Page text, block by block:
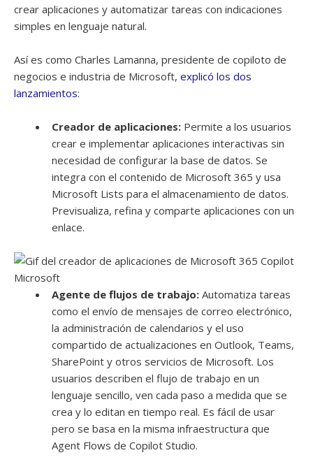
crear aplicaciones y automatizar tareas con indicaciones
simples en lenguaje natural.
Así es como Charles Lamanna, presidente de copiloto de
negocios e industria de Microsoft, explicó los dos
lanzamientos:
Creador de aplicaciones: Permite a los usuarios
crear e implementar aplicaciones interactivas sin
necesidad de configurar la base de datos. Se
integra con el contenido de Microsoft 365 y usa
Microsoft Lists para el almacenamiento de datos.
Previsualiza, refina y comparte aplicaciones con un
enlace.
Microsoft
Agente de flujos de trabajo: Automatiza tareas
como el envío de mensajes de correo electrónico,
la administración de calendarios y el uso
compartido de actualizaciones en Outlook, Teams,
SharePoint y otros servicios de Microsoft. Los
usuarios describen el flujo de trabajo en un
lenguaje sencillo, ven cada paso a medida que se
crea y lo editan en tiempo real. Es fácil de usar
pero se basa en la misma infraestructura que
Agent Flows de Copilot Studio.